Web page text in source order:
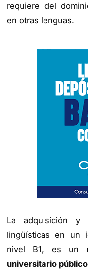
requiere del
en otras lenguas.
La adquisición y
lingüísticas en un
nivel B1, es un
universitario